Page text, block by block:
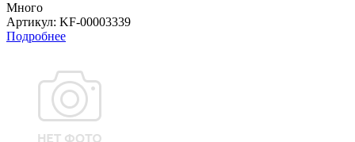
Много
Артикул: KF-00003339
Подробнее